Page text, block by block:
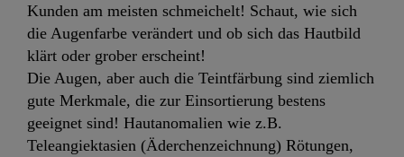
Kunden am meisten schmeichelt! Schaut, wie sich
die Augenfarbe verändert und ob sich das Hautbild
klärt oder grober erscheint!
Die Augen, aber auch die Teintfärbung sind ziemlich
gute Merkmale, die zur Einsortierung bestens
geeignet sind! Hautanomalien wie z.B.
Teleangiektasien (Äderchenzeichnung) Rötungen,